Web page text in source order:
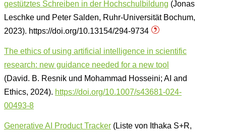
gestütztes Schreiben in der Hochschulbildung (Jonas
Leschke und Peter Salden, Ruhr-Universität Bochum,
2023). https://doi.org/10.13154/294-9734
The ethics of using artificial intelligence in scientific
research: new guidance needed for a new tool
(David. B. Resnik und Mohammad Hosseini; AI and
Ethics, 2024). https://doi.org/10.1007/s43681-024-
00493-8
Generative AI Product Tracker (Liste von Ithaka S+R,